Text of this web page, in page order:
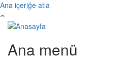
Ana içeriğe atla
Ana menü